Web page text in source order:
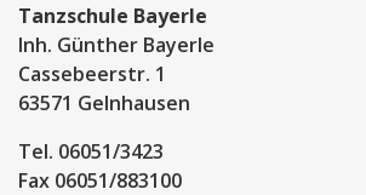
Tanzschule Bayerle
Inh. Günther Bayerle
Cassebeerstr. 1
63571 Gelnhausen
Tel. 06051/3423
Fax 06051/883100